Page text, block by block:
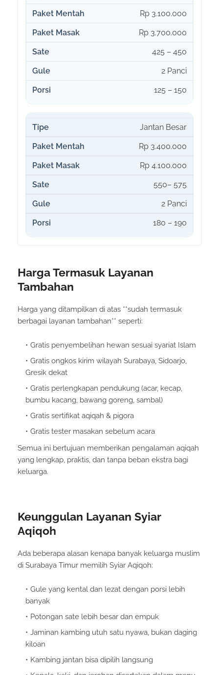
Rp 3.100.000
Rp 3.700.000
425 – 450
2 Panci
125 – 150
Jantan Besar
Rp 3.400.000
Rp 4.100.000
550– 575
2 Panci
180 – 190
Harga Termasuk Layanan
Tambahan
Harga yang ditampilkan di atas **sudah termasuk
berbagai layanan tambahan** seperti:
Gratis penyembelihan hewan sesuai syariat Islam
Gratis ongkos kirim wilayah Surabaya, Sidoarjo,
Gresik dekat
Gratis perlengkapan pendukung (acar, kecap,
bumbu kacang, bawang goreng, sambal)
Gratis sertifikat aqiqah & pigora
Gratis tester masakan sebelum acara
Semua ini bertujuan memberikan pengalaman aqiqah
yang lengkap, praktis, dan tanpa beban ekstra bagi
keluarga.
Keunggulan Layanan Syiar
Aqiqoh
Ada beberapa alasan kenapa banyak keluarga muslim
di Surabaya Timur memilih Syiar Aqiqoh:
Gule yang kental dan lezat dengan porsi lebih
banyak
Potongan sate lebih besar dan empuk
Jaminan kambing utuh satu nyawa, bukan daging
kiloan
Kambing jantan bisa dipilih langsung